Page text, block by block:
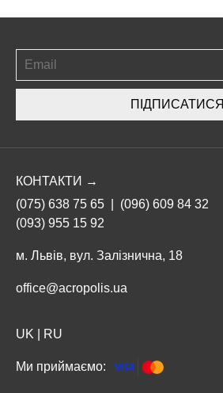
ПІДПИСАТИСЯ
КОНТАКТИ →
(075) 638 75 65
(096) 609 84 32
(093) 955 15 92
м. Львів, вул. Залізнична, 18
office@acropolis.ua
UK RU
Ми приймаємо: